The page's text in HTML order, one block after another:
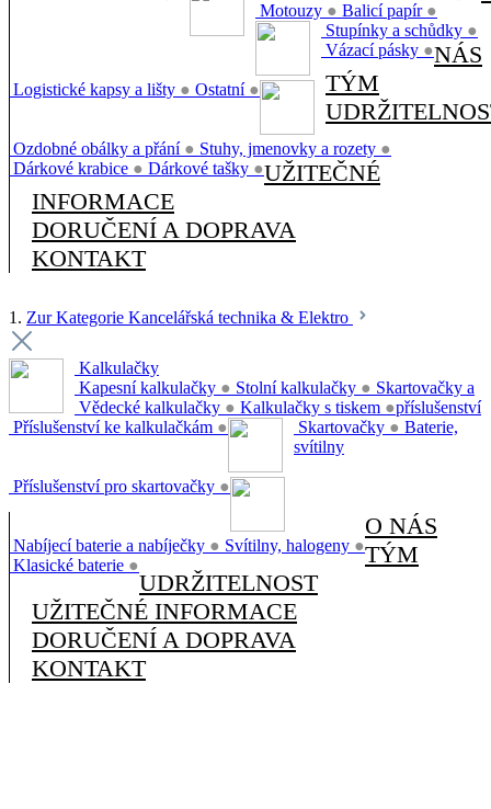
Motouzy ● Balicí papír ●
Stupínky a schůdky ●
Vázací pásky ●
Logistické kapsy a lišty ● Ostatní ●
Ozdobné obálky a přání ● Stuhy, jmenovky a rozety ●
Dárkové krabice ● Dárkové tašky ●
NÁS
TÝM
UŽITEČNÉ
INFORMACE
DORUČENÍ A DOPRAVA
KONTAKT
1. Zur Kategorie Kancelářská technika & Elektro
Kalkulačky
Kapesní kalkulačky ● Stolní kalkulačky ●
Vědecké kalkulačky ● Kalkulačky s tiskem ●
Příslušenství ke kalkulačkám ●
Skartovačky a
příslušenství
Skartovačky ●
Příslušenství pro skartovačky ●
Baterie,
svítilny
Nabíjecí baterie a nabíječky ● Svítilny, halogeny ●
Klasické baterie ●
O NÁS
TÝM
UDRŽITELNOST
UŽITEČNÉ INFORMACE
DORUČENÍ A DOPRAVA
KONTAKT